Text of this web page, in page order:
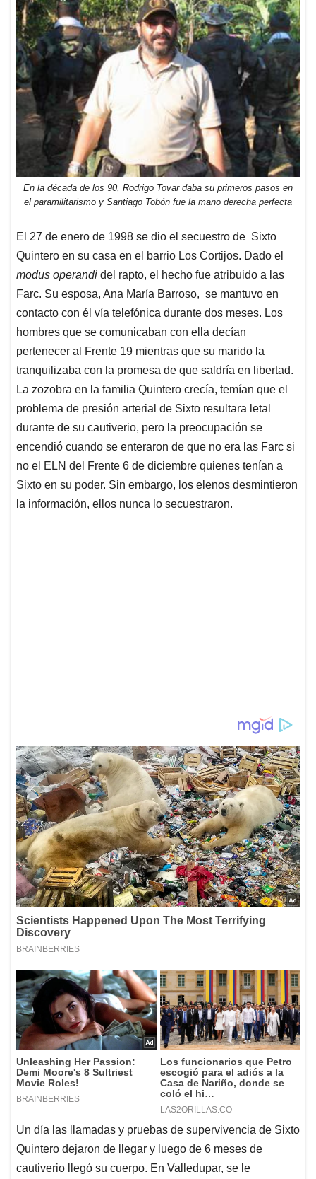
En la década de los 90, Rodrigo Tovar daba su primeros pasos en
el paramilitarismo y Santiago Tobón fue la mano derecha perfecta
El 27 de enero de 1998 se dio el secuestro de Sixto
Quintero en su casa en el barrio Los Cortijos. Dado el
modus operandi del rapto, el hecho fue atribuido a las
Farc. Su esposa, Ana María Barroso, se mantuvo en
contacto con él vía telefónica durante dos meses. Los
hombres que se comunicaban con ella decían
pertenecer al Frente 19 mientras que su marido la
tranquilizaba con la promesa de que saldría en libertad.
La zozobra en la familia Quintero crecía, temían que el
problema de presión arterial de Sixto resultara letal
durante de su cautiverio, pero la preocupación se
encendió cuando se enteraron de que no era las Farc si
no el ELN del Frente 6 de diciembre quienes tenían a
Sixto en su poder. Sin embargo, los elenos desmintieron
la información, ellos nunca lo secuestraron.
Un día las llamadas y pruebas de supervivencia de Sixto
Quintero dejaron de llegar y luego de 6 meses de
cautiverio llegó su cuerpo. En Valledupar, se le